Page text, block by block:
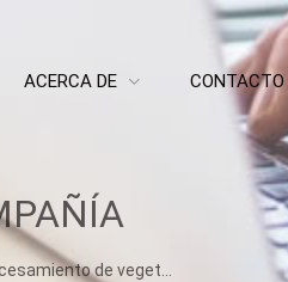
ACERCA DE CONTACTO
de vegetales a gran escala con una línea de lavado de vegetales